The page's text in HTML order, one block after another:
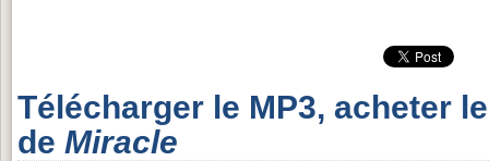
Télécharger le MP3, acheter
de Miracle